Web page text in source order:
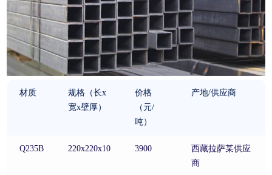
材质
规格（长x
宽x壁厚）
价格
（元/
吨）
产地/供应商
Q235B 220x220x10 3900
西藏拉萨某供应
商